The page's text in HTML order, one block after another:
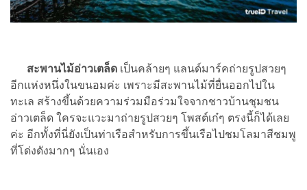
สะพานไม้อ่าวเตล็ด เป็นคล้ายๆ แลนด์มาร์คถ่ายรูปสวยๆ
อีกแห่งหนึ่งในขนอมค่ะ เพราะมีสะพานไม้ที่ยื่นออกไปใน
ทะเล สร้างขึ้นด้วยความร่วมมือร่วมใจจากชาวบ้านชุมชน
อ่าวเตล็ด ใครจะแวะมาถ่ายรูปสวยๆ โพสต์เก๋ๆ ตรงนี้ก็ได้เลย
ค่ะ อีกทั้งที่นี่ยังเป็นท่าเรือสำหรับการขึ้นเรือไปชมโลมาสีชมพู
ที่โด่งดังมากๆ นั่นเอง